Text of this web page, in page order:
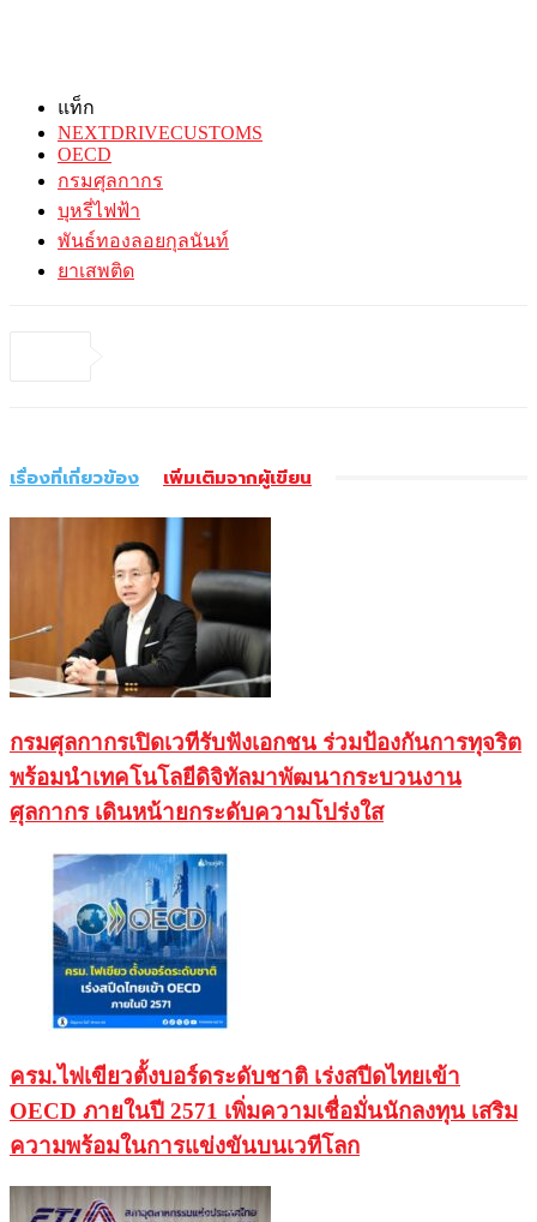
แท็ก
NEXTDRIVECUSTOMS
OECD
กรมศุลกากร
บุหรี่ไฟฟ้า
พันธ์ทองลอยกุลนันท์
ยาเสพติด
เรื่องที่เกี่ยวข้อง เพิ่มเติมจากผู้เขียน
กรมศุลกากรเปิดเวทีรับฟังเอกชน ร่วมป้องกันการทุจริต
พร้อมนำเทคโนโลยีดิจิทัลมาพัฒนากระบวนงาน
ศุลกากร เดินหน้ายกระดับความโปร่งใส
ครม.ไฟเขียวตั้งบอร์ดระดับชาติ เร่งสปีดไทยเข้า
OECD ภายในปี 2571 เพิ่มความเชื่อมั่นนักลงทุน เสริม
ความพร้อมในการแข่งขันบนเวทีโลก